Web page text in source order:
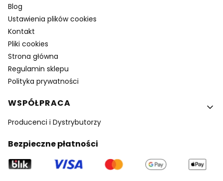
Blog
Ustawienia plików cookies
Kontakt
Pliki cookies
Strona główna
Regulamin sklepu
Polityka prywatności
WSPÓŁPRACA
Producenci i Dystrybutorzy
Bezpieczne płatności